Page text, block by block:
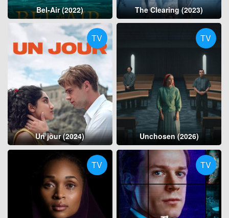
Bel-Air (2022) The Clearing (2023)
TV
Un jour (2024)
TV
Unchosen (2026)
TV TV